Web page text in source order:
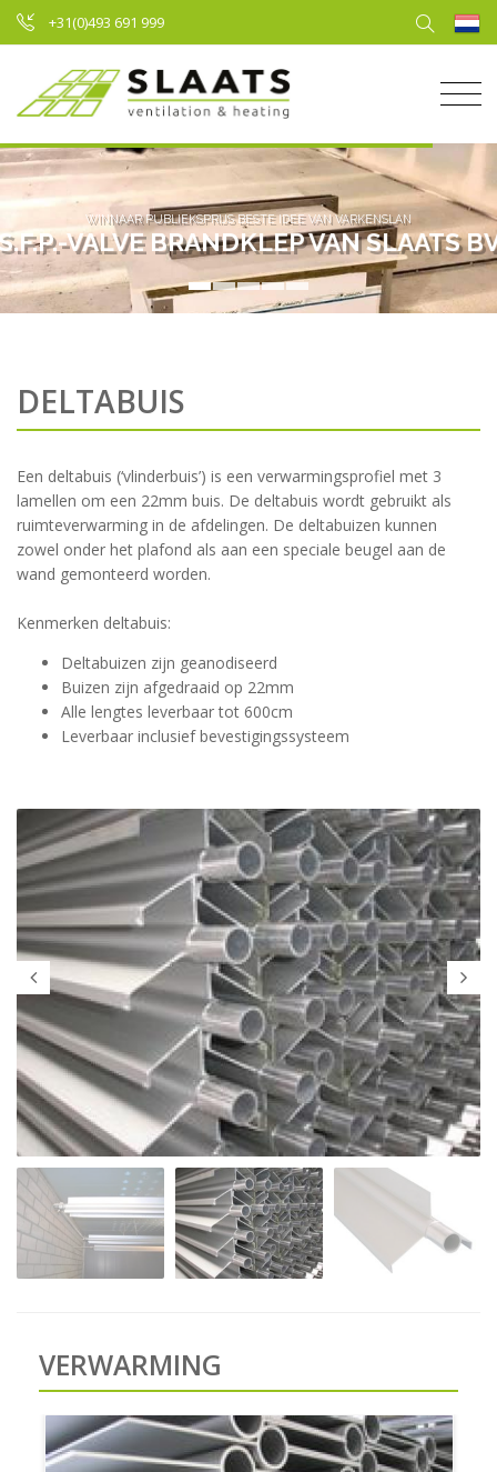
+31(0)493 691 999
VALVE BRANDKLEP VAN SLAATS
WINNAAR PUBLIEKSPRIJS BESTE IDEE VAN VARKENSLAND
DELTABUIS
Een deltabuis (‘vlinderbuis’) is een verwarmingsprofiel met 3
lamellen om een 22mm buis. De deltabuis wordt gebruikt als
ruimteverwarming in de afdelingen. De deltabuizen kunnen
zowel onder het plafond als aan een speciale beugel aan de
wand gemonteerd worden.
Kenmerken deltabuis:
Deltabuizen zijn geanodiseerd
Buizen zijn afgedraaid op 22mm
Alle lengtes leverbaar tot 600cm
Leverbaar inclusief bevestigingssysteem
VERWARMING